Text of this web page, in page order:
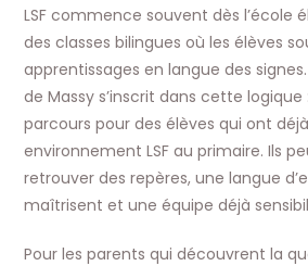
LSF commence souvent dès l’école
des classes bilingues où les élèves
apprentissages en langue des
de Massy s’inscrit dans cette
parcours pour des élèves qui ont
environnement LSF au primaire. Ils
retrouver des repères, une langue
maîtrisent et une équipe déjà
Pour les parents qui découvrent la